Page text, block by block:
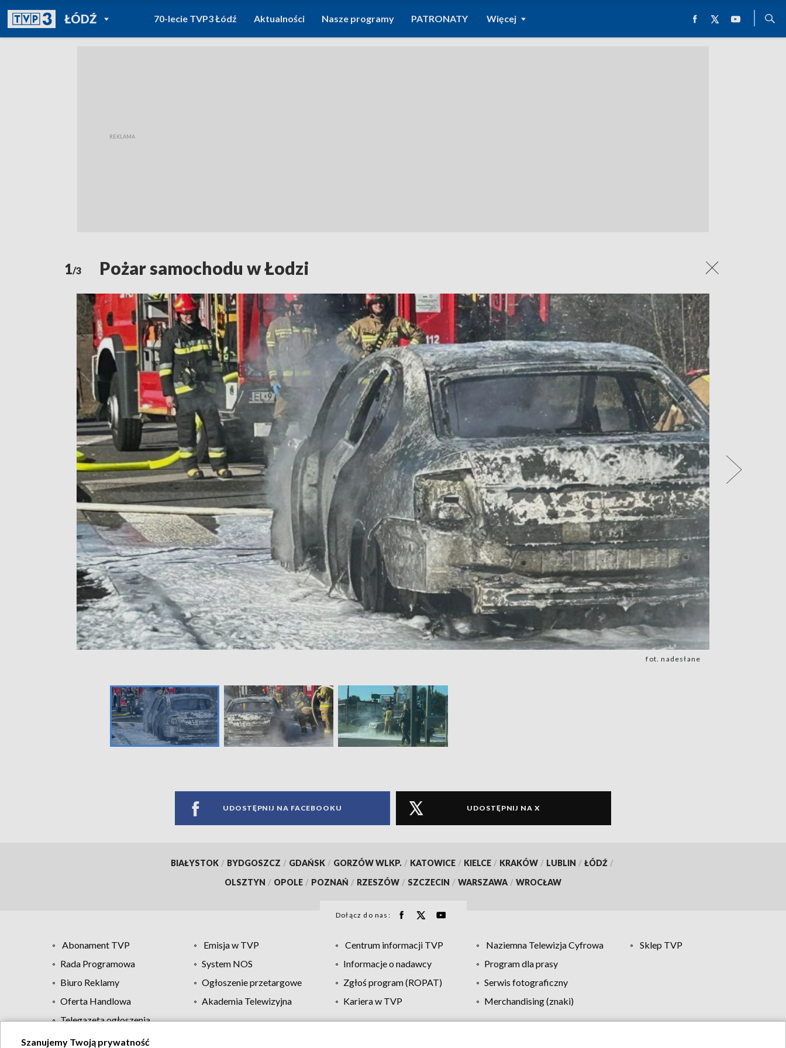
ŁÓDŹPOWRÓT DO
TVP REGIONY
70-lecie TVP3 Łódź Aktualności Nasze programy PATRONATY Więcej
1/3 Pożar samochodu w Łodzi
fot. nadesłane
UDOSTĘPNIJ NA FACEBOOKU UDOSTĘPNIJ NA X
BIAŁYSTOK / BYDGOSZCZ / GDAŃSK / GORZÓW WLKP. / KATOWICE / KIELCE / KRAKÓW / LUBLIN / ŁÓDŹ /
OLSZTYN / OPOLE / POZNAŃ / RZESZÓW / SZCZECIN / WARSZAWA / WROCŁAW
Dołącz do nas:
Abonament TVP Emisja w TVP Centrum informacji TVP Naziemna Telewizja Cyfrowa
Sklep TVP
Rada Programowa
System NOS Informacje o nadawcy
Program dla prasy
Biuro Reklamy
Ogłoszenie przetargowe Zgłoś program (ROPAT)
Serwis fotograficzny
Oferta Handlowa
Akademia Telewizyjna Kariera w TVP
Merchandising (znaki)
Telegazeta ogłoszenia
Szanujemy Twoją prywatność